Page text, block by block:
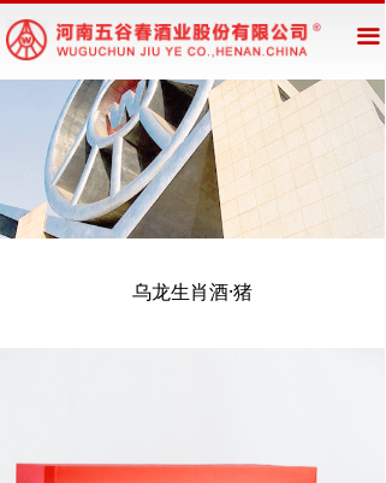
끀
网站首页
企业概况
新闻资讯
公告公示
产品展示
乌龙生肖酒·猪